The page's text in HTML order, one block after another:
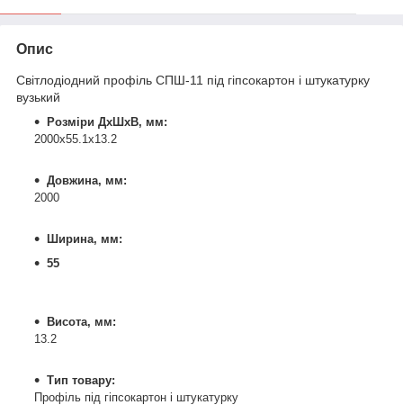
Опис
Світлодіодний профіль СПШ-11 під гіпсокартон і штукатурку
вузький
Розміри ДхШхВ, мм:
2000х55.1х13.2
Довжина, мм:
2000
Ширина, мм:
55
Висота, мм:
13.2
Тип товару:
Профіль під гіпсокартон і штукатурку